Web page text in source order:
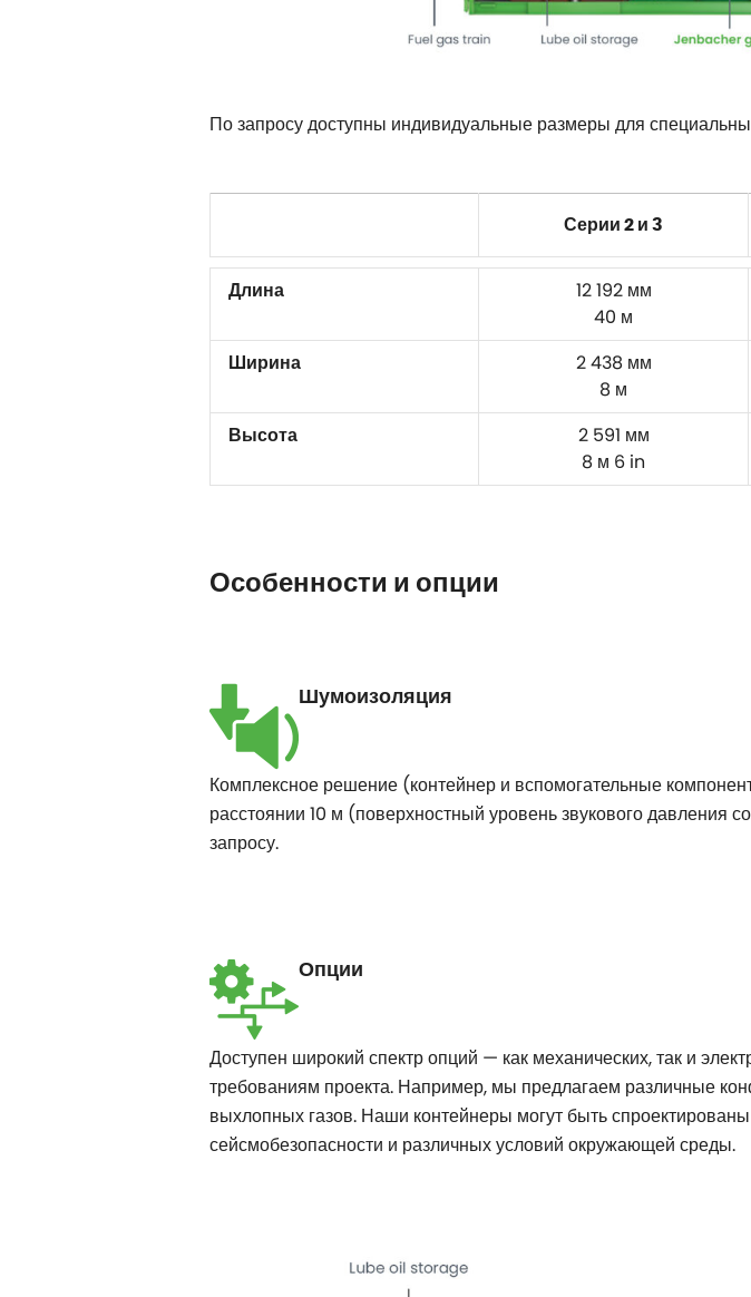
По запросу доступны индивидуальные размеры для
Серии 2 и 3
Длина
12 192 мм
40 м
Ширина
2 438 мм
8 м
Высота
2 591 мм
8 м 6 in
Особенности и опции
Шумоизоляция
Комплексное решение (контейнер и вспомогательные
расстоянии 10 м (поверхностный уровень звукового
запросу.
Опции
Доступен широкий спектр опций — как механических, так и
требованиям проекта. Например, мы предлагаем различные
выхлопных газов. Наши контейнеры могут быть
сейсмобезопасности и различных условий окружающей среды.